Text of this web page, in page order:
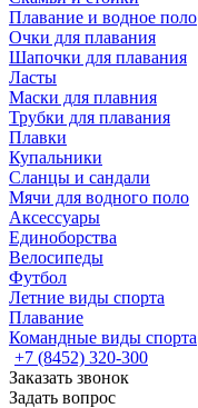
Плавание и водное поло
Очки для плавания
Шапочки для плавания
Ласты
Маски для плавния
Трубки для плавания
Плавки
Купальники
Сланцы и сандали
Мячи для водного поло
Аксессуары
Единоборства
Велосипеды
Футбол
Летние виды спорта
Плавание
Командные виды спорта
+7 (8452) 320-300
Заказать звонок
Задать вопрос